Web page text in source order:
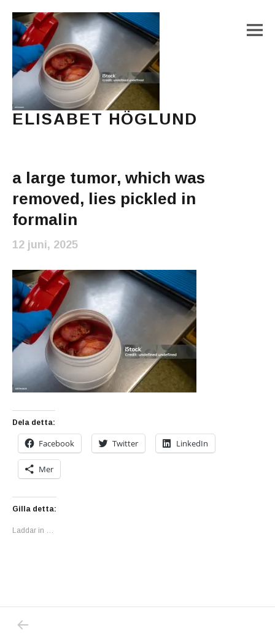
ELISABET HÖGLUND
a large tumor, which was
removed, lies pickled in
formalin
12 juni, 2025
Dela detta:
Facebook Twitter LinkedIn
Mer
Gilla detta:
Laddar in …
Inläggsnavigering